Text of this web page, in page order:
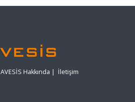
AVESİS Hakkında | İletişim